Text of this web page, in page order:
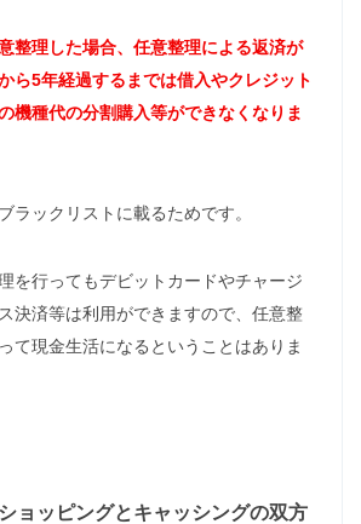
整理した場合、任意整理による返済が
ら5年経過するまでは借入やクレジット
機種代の分割購入等ができなくなりま
ラックリストに載るためです。
を行ってもデビットカードやチャージ
決済等は利用ができますので、任意整
て現金生活になるということはありま
ョッピングとキャッシングの双方